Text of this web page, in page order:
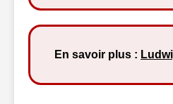
En savoir plus :